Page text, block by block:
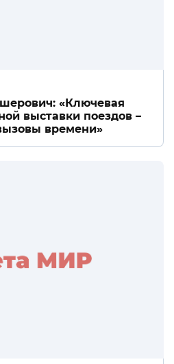
«Ключевая
выставки поездов –
времени»